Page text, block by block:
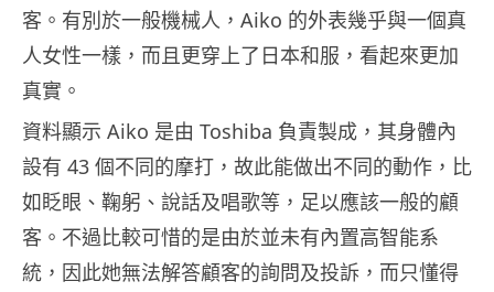
客。有別於一般機械人，Aiko 的外表幾乎與一個真
人女性一樣，而且更穿上了日本和服，看起來更加
真實。
資料顯示 Aiko 是由 Toshiba 負責製成，其身體內
設有 43 個不同的摩打，故此能做出不同的動作，比
如眨眼、鞠躬、說話及唱歌等，足以應該一般的顧
客。不過比較可惜的是由於並未有內置高智能系
統，因此她無法解答顧客的詢問及投訴，而只懂得